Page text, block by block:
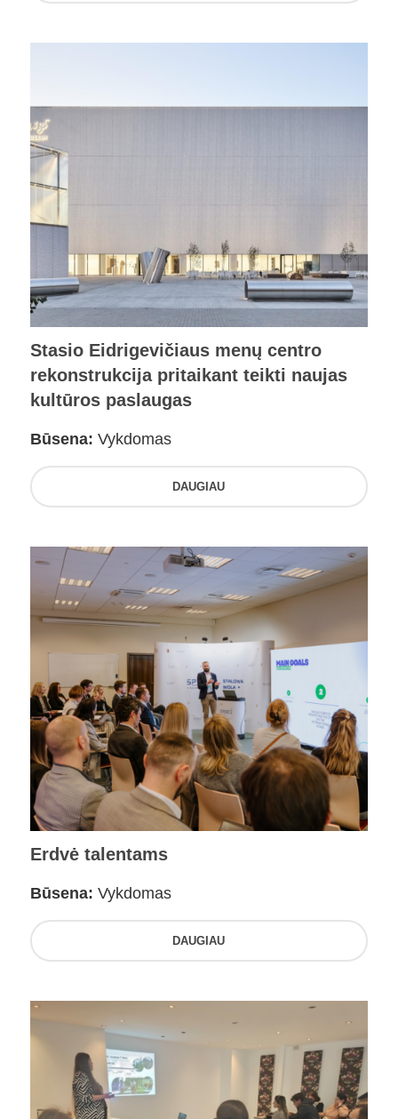
Stasio Eidrigevičiaus menų centro
rekonstrukcija pritaikant teikti naujas
kultūros paslaugas
Būsena: Vykdomas
DAUGIAU
Erdvė talentams
Būsena: Vykdomas
DAUGIAU